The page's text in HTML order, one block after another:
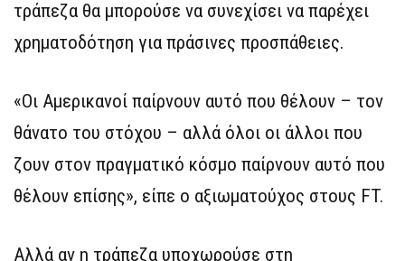
τράπεζα θα μπορούσε να συνεχίσει να παρέχει
χρηματοδότηση για πράσινες προσπάθειες.
«Οι Αμερικανοί παίρνουν αυτό που θέλουν – τον
θάνατο του στόχου – αλλά όλοι οι άλλοι που
ζουν στον πραγματικό κόσμο παίρνουν αυτό που
θέλουν επίσης», είπε ο αξιωματούχος στους FT.
Αλλά αν η τράπεζα υποχωρούσε στη